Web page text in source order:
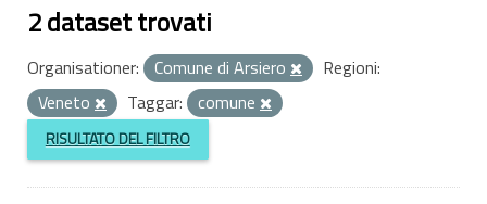
2 dataset trovati
Organisationer: Comune di Arsiero
Regioni:
Veneto
Taggar: comune
RISULTATO DEL FILTRO